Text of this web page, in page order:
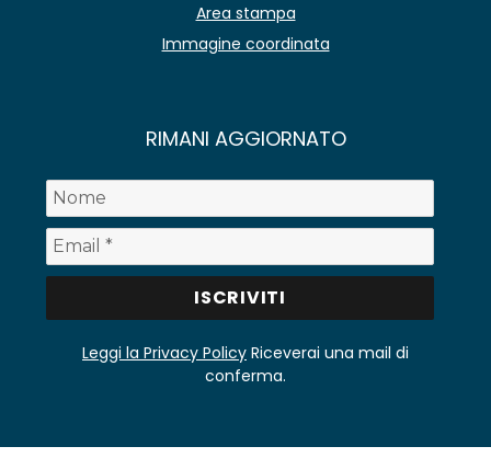
Area stampa
Immagine coordinata
RIMANI AGGIORNATO
Leggi la Privacy Policy Riceverai una mail di
conferma.